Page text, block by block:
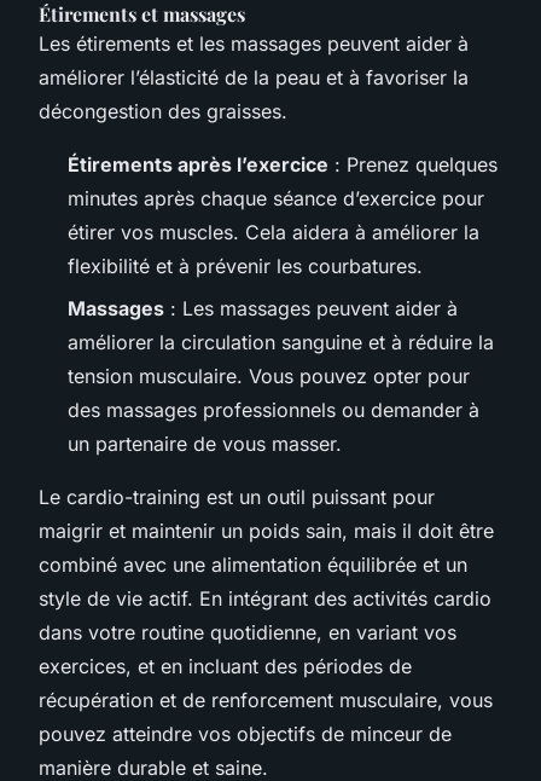
Étirements et massages
Les étirements et les massages peuvent aider à
améliorer l’élasticité de la peau et à favoriser la
décongestion des graisses.
Étirements après l’exercice : Prenez quelques
minutes après chaque séance d’exercice pour
étirer vos muscles. Cela aidera à améliorer la
flexibilité et à prévenir les courbatures.
Massages : Les massages peuvent aider à
améliorer la circulation sanguine et à réduire la
tension musculaire. Vous pouvez opter pour
des massages professionnels ou demander à
un partenaire de vous masser.
Le cardio-training est un outil puissant pour
maigrir et maintenir un poids sain, mais il doit être
combiné avec une alimentation équilibrée et un
style de vie actif. En intégrant des activités cardio
dans votre routine quotidienne, en variant vos
exercices, et en incluant des périodes de
récupération et de renforcement musculaire, vous
pouvez atteindre vos objectifs de minceur de
manière durable et saine.